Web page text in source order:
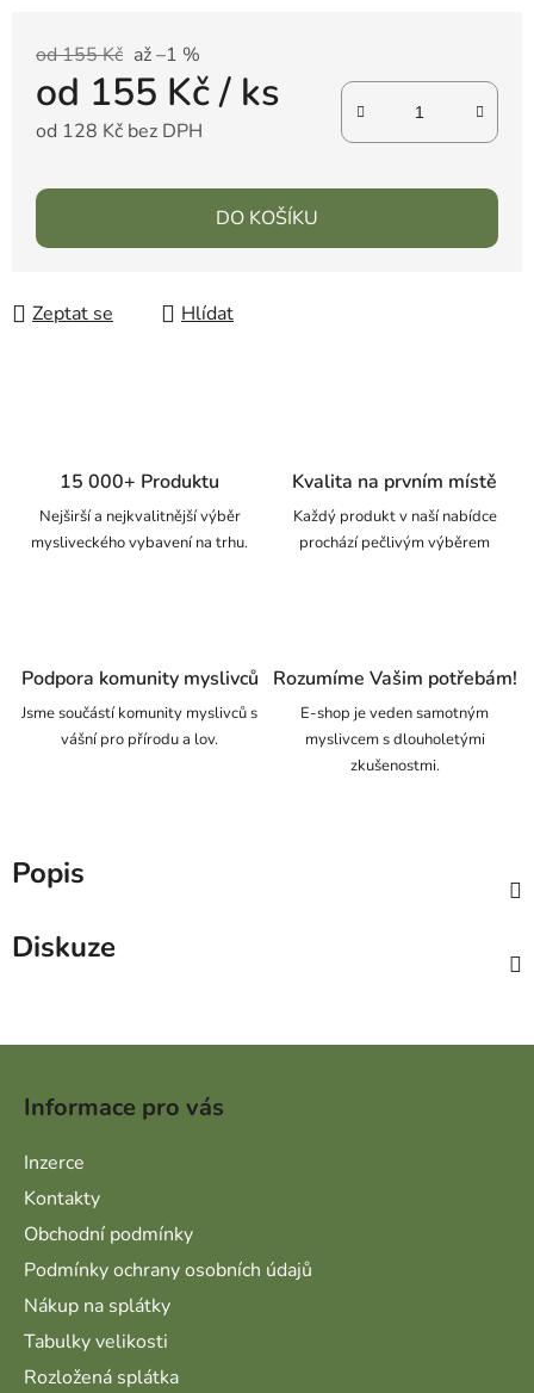
od 155 Kč až –1 %
od 155 Kč/ ks
od 128 Kč bez DPH
DO KOŠÍKU
Zeptat se Hlídat
15 000+ Produktu
Nejširší a nejkvalitnější výběr
mysliveckého vybavení na trhu.
Kvalita na prvním místě
Každý produkt v naší nabídce
prochází pečlivým výběrem
Podpora komunity myslivců
Jsme součástí komunity myslivců s
vášní pro přírodu a lov.
Rozumíme Vašim potřebám!
E-shop je veden samotným
myslivcem s dlouholetými
zkušenostmi.
Popis
Diskuze
Informace pro vás
Inzerce
Kontakty
Obchodní podmínky
Podmínky ochrany osobních údajů
Nákup na splátky
Tabulky velikosti
Rozložená splátka